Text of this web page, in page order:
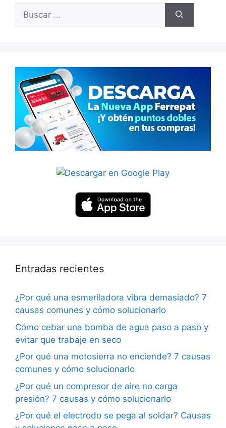
Buscar:
Entradas recientes
¿Por qué una esmeriladora vibra demasiado? 7
causas comunes y cómo solucionarlo
Cómo cebar una bomba de agua paso a paso y
evitar que trabaje en seco
¿Por qué una motosierra no enciende? 7 causas
comunes y cómo solucionarlo
¿Por qué un compresor de aire no carga
presión? 7 causas y cómo solucionarlo
¿Por qué el electrodo se pega al soldar? Causas